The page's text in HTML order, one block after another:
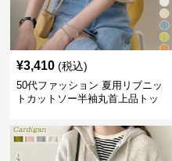
¥3,410 (税込)
50代ファッション 夏用リブニッ
トカットソー半袖丸首上品トッ